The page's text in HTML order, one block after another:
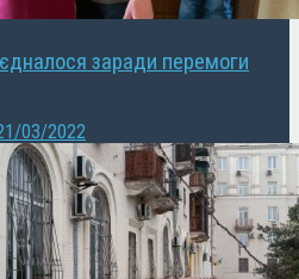
заради перемоги
03/2022